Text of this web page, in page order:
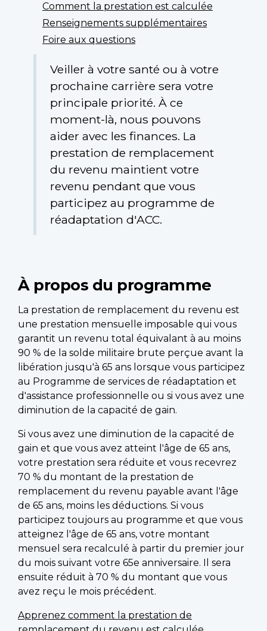
Comment la prestation est calculée
Renseignements supplémentaires
Foire aux questions
Veiller à votre santé ou à votre
prochaine carrière sera votre
principale priorité. À ce
moment-là, nous pouvons
aider avec les finances. La
prestation de remplacement
du revenu maintient votre
revenu pendant que vous
participez au programme de
réadaptation d'ACC.
À propos du programme
La prestation de remplacement du revenu est
une prestation mensuelle imposable qui vous
garantit un revenu total équivalant à au moins
90 % de la solde militaire brute perçue avant la
libération jusqu'à 65 ans lorsque vous participez
au Programme de services de réadaptation et
d'assistance professionnelle ou si vous avez une
diminution de la capacité de gain.
Si vous avez une diminution de la capacité de
gain et que vous avez atteint l'âge de 65 ans,
votre prestation sera réduite et vous recevrez
70 % du montant de la prestation de
remplacement du revenu payable avant l'âge
de 65 ans, moins les déductions. Si vous
participez toujours au programme et que vous
atteignez l'âge de 65 ans, votre montant
mensuel sera recalculé à partir du premier jour
du mois suivant votre 65e anniversaire. Il sera
ensuite réduit à 70 % du montant que vous
avez reçu le mois précédent.
Apprenez comment la prestation de